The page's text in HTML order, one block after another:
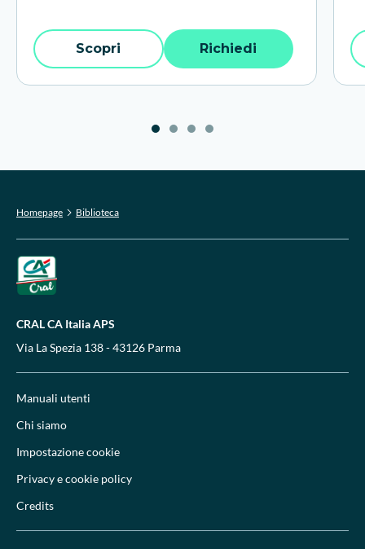
Scopri Richiedi
Homepage Biblioteca
CRAL CA Italia APS
Via La Spezia 138 - 43126 Parma
Manuali utenti
Chi siamo
Impostazione cookie
Privacy e cookie policy
Credits